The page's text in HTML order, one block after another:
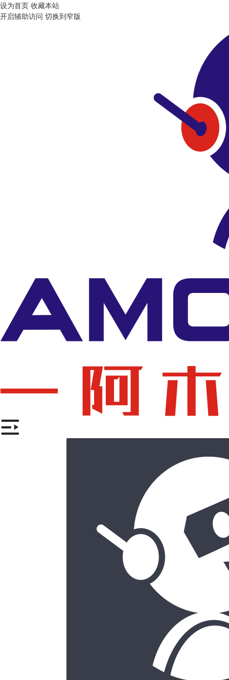
设为首页 收藏本站
开启辅助访问 切换到窄版